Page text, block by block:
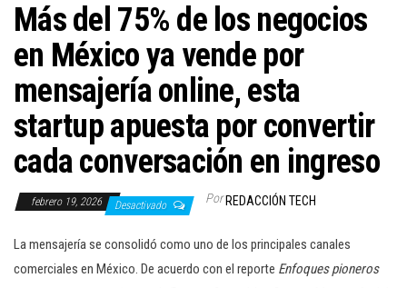
Más del 75% de los negocios
en México ya vende por
mensajería online, esta
startup apuesta por convertir
cada conversación en ingreso
febrero 19, 2026 Desactivado Por REDACCIÓN TECH
La mensajería se consolidó como uno de los principales canales
comerciales en México. De acuerdo con el reporte Enfoques pioneros